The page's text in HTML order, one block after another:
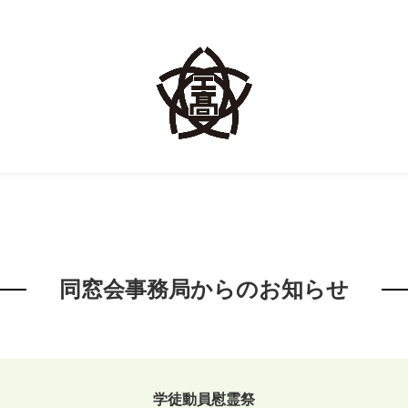
同窓会事務局からのお知らせ
学徒動員慰霊祭